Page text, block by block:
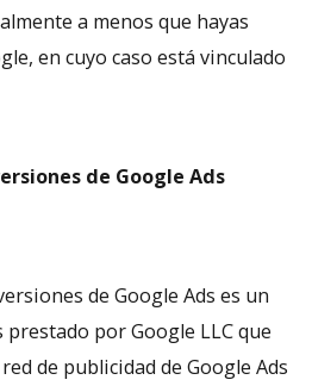
a menos que hayas
en cuyo caso está vinculado
de Google Ads
de Google Ads es un
por Google LLC que
de publicidad de Google Ads